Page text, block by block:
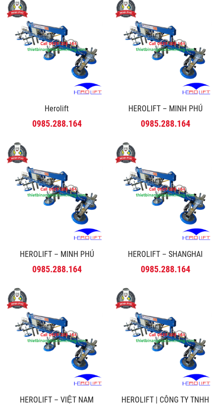
Herolift
0985.288.164
HEROLIFT – MINH PHÚ
0985.288.164
HEROLIFT – MINH PHÚ
0985.288.164
HEROLIFT – SHANGHAI
0985.288.164
HEROLIFT – VIỆT NAM
HEROLIFT | CÔNG TY TNHH